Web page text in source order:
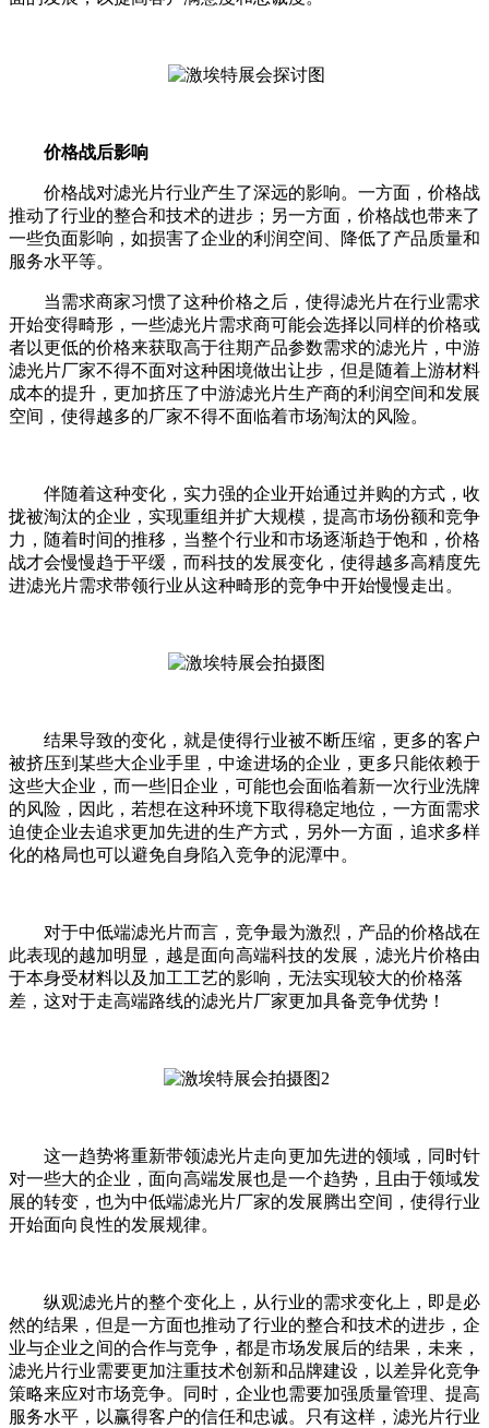
价格战后影响
价格战对滤光片行业产生了深远的影响。一方面，价格战
推动了行业的整合和技术的进步；另一方面，价格战也带来了
一些负面影响，如损害了企业的利润空间、降低了产品质量和
服务水平等。
当需求商家习惯了这种价格之后，使得滤光片在行业需求
开始变得畸形，一些滤光片需求商可能会选择以同样的价格或
者以更低的价格来获取高于往期产品参数需求的滤光片，中游
滤光片厂家不得不面对这种困境做出让步，但是随着上游材料
成本的提升，更加挤压了中游滤光片生产商的利润空间和发展
空间，使得越多的厂家不得不面临着市场淘汰的风险。
伴随着这种变化，实力强的企业开始通过并购的方式，收
拢被淘汰的企业，实现重组并扩大规模，提高市场份额和竞争
力，随着时间的推移，当整个行业和市场逐渐趋于饱和，价格
战才会慢慢趋于平缓，而科技的发展变化，使得越多高精度先
进滤光片需求带领行业从这种畸形的竞争中开始慢慢走出。
结果导致的变化，就是使得行业被不断压缩，更多的客户
被挤压到某些大企业手里，中途进场的企业，更多只能依赖于
这些大企业，而一些旧企业，可能也会面临着新一次行业洗牌
的风险，因此，若想在这种环境下取得稳定地位，一方面需求
迫使企业去追求更加先进的生产方式，另外一方面，追求多样
化的格局也可以避免自身陷入竞争的泥潭中。
对于中低端滤光片而言，竞争最为激烈，产品的价格战在
此表现的越加明显，越是面向高端科技的发展，滤光片价格由
于本身受材料以及加工工艺的影响，无法实现较大的价格落
差，这对于走高端路线的滤光片厂家更加具备竞争优势！
这一趋势将重新带领滤光片走向更加先进的领域，同时针
对一些大的企业，面向高端发展也是一个趋势，且由于领域发
展的转变，也为中低端滤光片厂家的发展腾出空间，使得行业
开始面向良性的发展规律。
纵观滤光片的整个变化上，从行业的需求变化上，即是必
然的结果，但是一方面也推动了行业的整合和技术的进步，企
业与企业之间的合作与竞争，都是市场发展后的结果，未来，
滤光片行业需要更加注重技术创新和品牌建设，以差异化竞争
策略来应对市场竞争。同时，企业也需要加强质量管理、提高
服务水平，以赢得客户的信任和忠诚。只有这样，滤光片行业